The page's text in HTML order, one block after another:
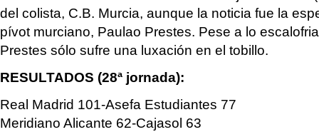
del colista, C.B. Murcia, aunque la noticia fue la
pívot murciano, Paulao Prestes. Pese a lo
Prestes sólo sufre una luxación en el tobillo.
RESULTADOS (28ª jornada):
Real Madrid 101-Asefa Estudiantes 77
Meridiano Alicante 62-Cajasol 63